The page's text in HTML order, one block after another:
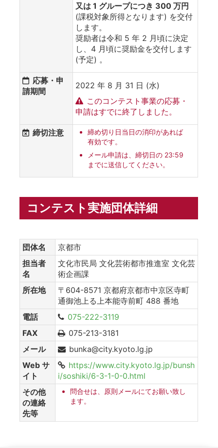
又は 1 グループにつき 300 万円
(課税対象所得となります) を交付
します。
奨励者は令和 5 年 2 月頃に決定
し、4 月頃に奨励金を交付します
(予定) 。
応募・申
請期間
2022 年 8 月 31 日 (水)
このコンテスト事業の応募・
申請はすでに終了しました。
締切注意
締め切り日当日の消印があれば
有効です。
メール申請は、締切日の 23:59
までに送信してください。
コンテスト実施団体詳細
団体名
京都市
担当者
名
文化市民局 文化芸術都市推進室 文化芸
術企画課
所在地
〒604-8571 京都府京都市中京区寺町
通御池上る上本能寺前町 488 番地
電話
075-222-3119
FAX
075-213-3181
メール
bunka@city.kyoto.lg.jp
Web サ
イト
https://www.city.kyoto.lg.jp/bunsh
i/soshiki/6-3-1-0-0.html
その他
の連絡
先等
問合せは、原則メールにてお願い致し
ます。